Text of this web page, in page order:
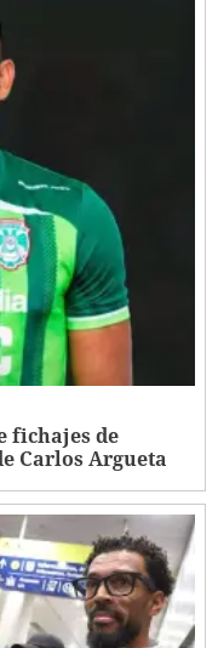
fichajes de
Carlos Argueta